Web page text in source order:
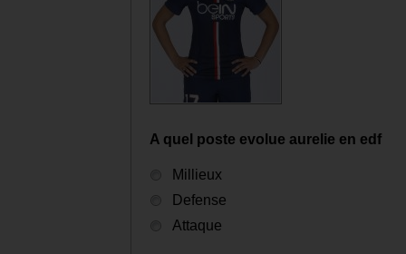
A quel poste evolue aurelie en edf
Millieux
Defense
Attaque